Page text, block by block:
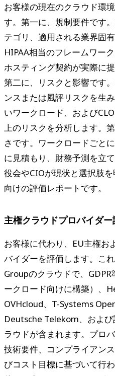
お客様の現在のクラウド環
す。第一に、規制要件です
テゴリ、適用される業界固
HIPAA相当のフレームワー
ホスティング契約が実際に
第二に、リスクと影響です
ンスまたは風評リスクを生
いワークロード、および
上のリスクを分析します。
さです。ワークロードごと
に見積もり、財務予測を立
役会やCIOが現状と選択肢
向けの評価レポートです。
主権クラウドプロバイダ
お客様に代わり、EU主権お
バイダーを評価します。こ
Groupのクラウドで、
ークロード向けに構築）、
OVHcloud、T-Systems
Deutsche Telekom、およ
ラウドが含まれます。プロ
技術要件、コンプライアン
びコスト目標に基づいて行